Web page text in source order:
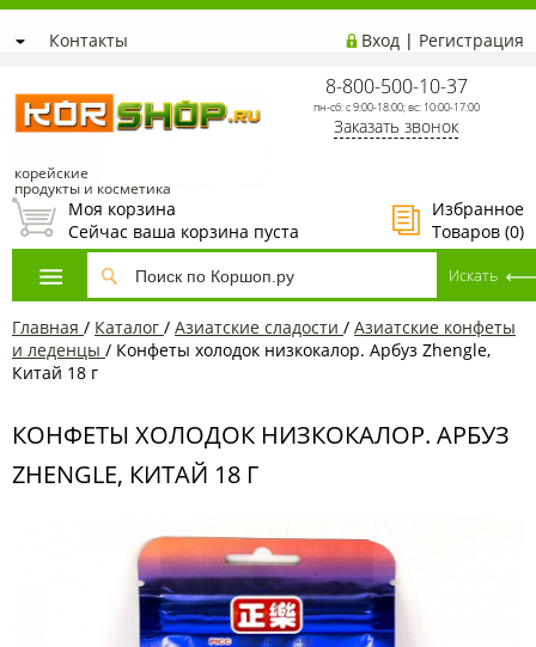
Контакты Вход | Регистрация
корейские
продукты и косметика
8-800-500-10-37
пн-сб: с 9:00-18:00; вс: 10:00-17:00
Заказать звонок
Избранное
Товаров (0)
Моя корзина
Сейчас ваша корзина пуста
Главная / Каталог / Азиатcкие сладости / Азиатские конфеты
и леденцы / Конфеты холодок низкокалор. Арбуз Zhengle,
Китай 18 г
КОНФЕТЫ ХОЛОДОК НИЗКОКАЛОР. АРБУЗ
ZHENGLE, КИТАЙ 18 Г